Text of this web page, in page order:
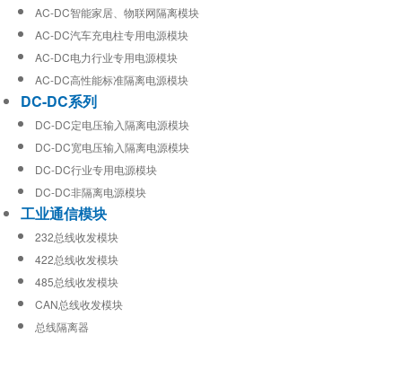
AC-DC智能家居、物联网隔离模块
AC-DC汽车充电柱专用电源模块
AC-DC电力行业专用电源模块
AC-DC高性能标准隔离电源模块
DC-DC系列
DC-DC定电压输入隔离电源模块
DC-DC宽电压输入隔离电源模块
DC-DC行业专用电源模块
DC-DC非隔离电源模块
工业通信模块
232总线收发模块
422总线收发模块
485总线收发模块
CAN总线收发模块
总线隔离器